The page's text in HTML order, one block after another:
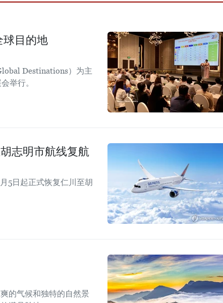
球目的地
Destinations）为主
举行。
志明市航线复航
5日起正式恢复仁川至胡
的气候和独特的自然景